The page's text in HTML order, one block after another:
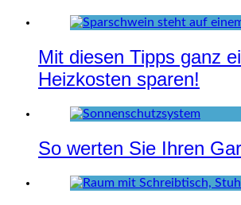
Mit diesen Tipps ganz
Heizkosten sparen!
So werten Sie Ihren